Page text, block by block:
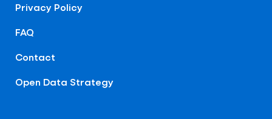
Privacy Policy
FAQ
Contact
Open Data Strategy